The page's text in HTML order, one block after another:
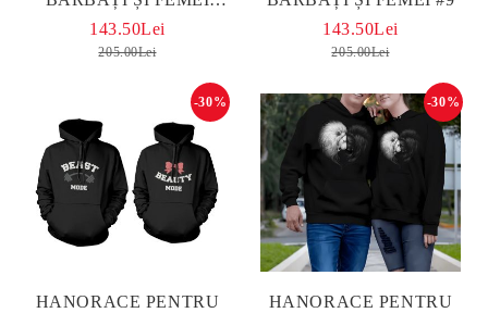
MICKEY AND MINNIE
BLACK
143.50Lei
205.00Lei
143.50Lei
205.00Lei
HANORACE PENTRU
-30%
HANORACE PENTRU
-30%